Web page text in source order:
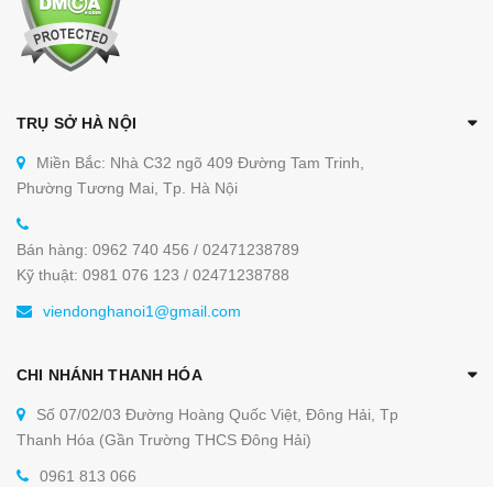
TRỤ SỞ HÀ NỘI
Miền Bắc: Nhà C32 ngõ 409 Đường Tam Trinh,
Phường Tương Mai, Tp. Hà Nội
Bán hàng: 0962 740 456 / 02471238789
Kỹ thuật: 0981 076 123 / 02471238788
viendonghanoi1@gmail.com
CHI NHÁNH THANH HÓA
Số 07/02/03 Đường Hoàng Quốc Việt, Đông Hải, Tp
Thanh Hóa (Gần Trường THCS Đông Hải)
0961 813 066